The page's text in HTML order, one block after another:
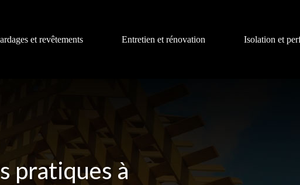
et revêtements Entretien et rénovation Isolation et
pratiques à